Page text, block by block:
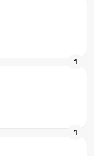
1
1